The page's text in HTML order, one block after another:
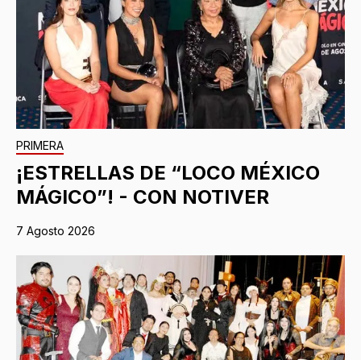
PRIMERA
¡ESTRELLAS DE “LOCO MÉXICO
MÁGICO”! - CON NOTIVER
7 Agosto 2026